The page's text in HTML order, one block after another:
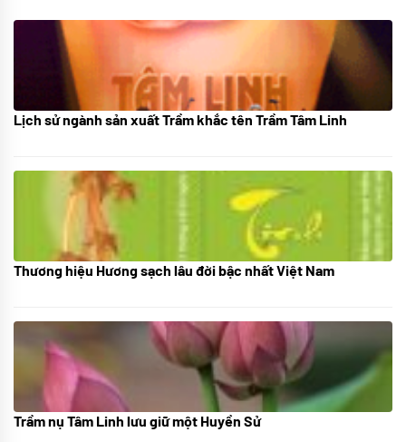
21/10/2025
Lịch sử ngành sản xuất Trầm khắc tên Trầm Tâm Linh
18/10/2025
Thương hiệu Hương sạch lâu đời bậc nhất Việt Nam
05/10/2025
Trầm nụ Tâm Linh lưu giữ một Huyền Sử